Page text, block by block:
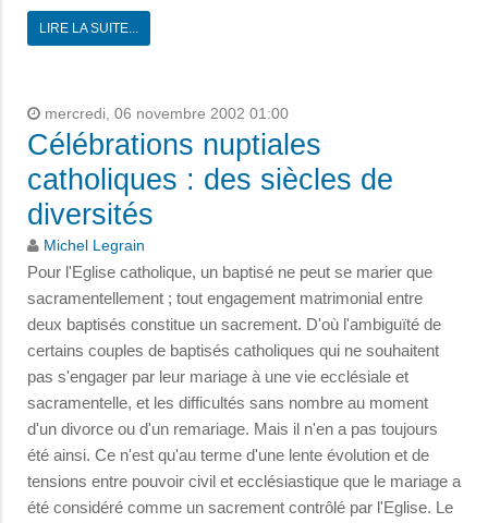
LIRE LA SUITE...
mercredi, 06 novembre 2002 01:00
Célébrations nuptiales
catholiques : des siècles de
diversités
Michel Legrain
Pour l'Eglise catholique, un baptisé ne peut se marier que
sacramentellement ; tout engagement matrimonial entre
deux baptisés constitue un sacrement. D'où l'ambiguïté de
certains couples de baptisés catholiques qui ne souhaitent
pas s'engager par leur mariage à une vie ecclésiale et
sacramentelle, et les difficultés sans nombre au moment
d'un divorce ou d'un remariage. Mais il n'en a pas toujours
été ainsi. Ce n'est qu'au terme d'une lente évolution et de
tensions entre pouvoir civil et ecclésiastique que le mariage a
été considéré comme un sacrement contrôlé par l'Eglise. Le